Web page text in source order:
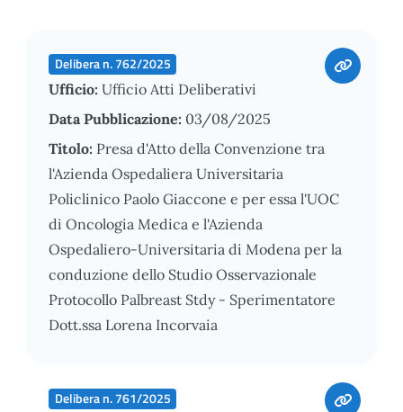
Delibera n. 762/2025
Ufficio: Ufficio Atti Deliberativi
Data Pubblicazione: 03/08/2025
Titolo: Presa d'Atto della Convenzione tra
l'Azienda Ospedaliera Universitaria
Policlinico Paolo Giaccone e per essa l'UOC
di Oncologia Medica e l'Azienda
Ospedaliero-Universitaria di Modena per la
conduzione dello Studio Osservazionale
Protocollo Palbreast Stdy - Sperimentatore
Dott.ssa Lorena Incorvaia
Delibera n. 761/2025